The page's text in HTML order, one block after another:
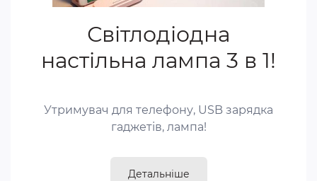
Світлодіодна
настільна лампа 3 в 1!
Утримувач для телефону, USB зарядка
гаджетів, лампа!
Детальніше